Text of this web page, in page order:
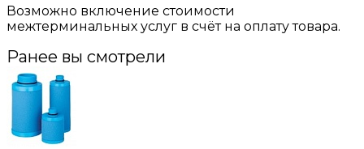
Возможно включение стоимости
межтерминальных услуг в счёт на оплату товара.
Ранее вы смотрели